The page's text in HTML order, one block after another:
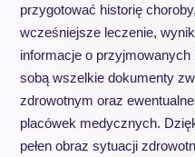
przygotować historię
wcześniejsze leczenie,
informacje o
sobą wszelkie dokumenty
zdrowotnym oraz
placówek medycznych.
pełen obraz sytuacji